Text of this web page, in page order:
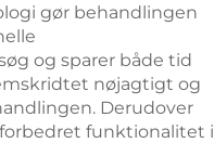
gør behandlingen
og sparer både tid
nøjagtigt og
Derudover
funktionalitet i